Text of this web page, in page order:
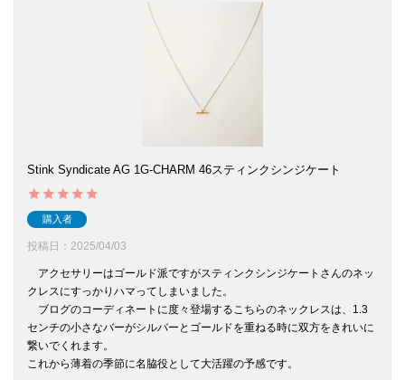
Stink Syndicate AG 1G-CHARM 46スティンクシンジケート
購入者
投稿日 2025/04/03
アクセサリーはゴールド派ですがスティンクシンジケートさんのネッ
クレスにすっかりハマってしまいました。
ブログのコーディネートに度々登場するこちらのネックレスは、1.3
センチの小さなバーがシルバーとゴールドを重ねる時に双方をきれいに
繋いでくれます。
これから薄着の季節に名脇役として大活躍の予感です。